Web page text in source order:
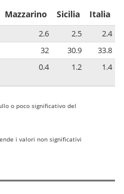
Mazzarino Sicilia Italia
2.6 2.5
2.4
32 30.9
33.8
0.4 1.2 1.4
o poco significativo del
i valori non significativi